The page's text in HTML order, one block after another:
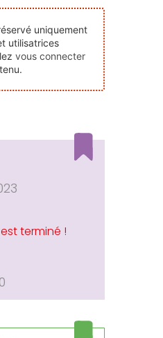
uniquement
utilisatrices
vous connecter